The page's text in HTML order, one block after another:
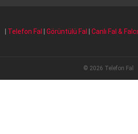
Telefon Fal Görüntülü Fal Canlı Fal & Falcı
© 2026 Telefon Fal